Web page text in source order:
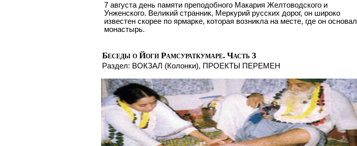
7 августа день памяти преподобного Макария Желтоводского и
Унженского. Великий странник, Меркурий русских дорог, он широко
известен скорее по ярмарке, которая возникла на месте, где он основал
монастырь.
Беседы о Йоги Рамсураткумаре. Часть 3
Раздел: ВОКЗАЛ (Колонки), ПРОЕКТЫ ПЕРЕМЕН